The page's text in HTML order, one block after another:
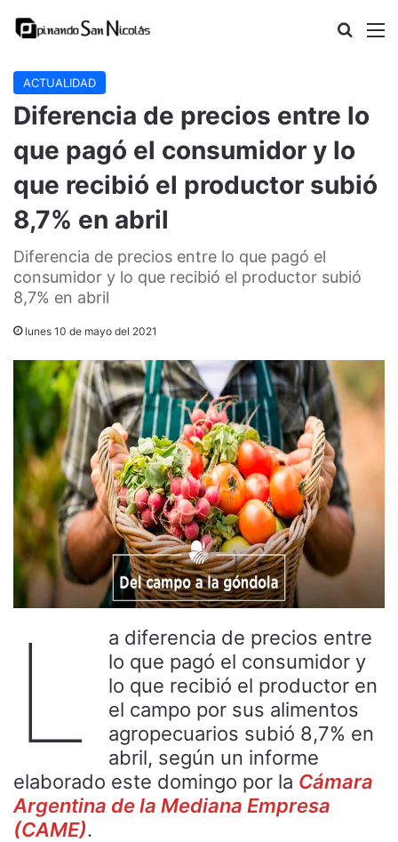
Buscar
ACTUALIDAD
Diferencia de precios entre lo
que pagó el consumidor y lo
que recibió el productor subió
8,7% en abril
Diferencia de precios entre lo que pagó el
consumidor y lo que recibió el productor subió
8,7% en abril
lunes 10 de mayo del 2021
L
a diferencia de precios entre
lo que pagó el consumidor y
lo que recibió el productor en
el campo por sus alimentos
agropecuarios subió 8,7% en
abril, según un informe
elaborado este domingo por la Cámara
Argentina de la Mediana Empresa
(CAME).